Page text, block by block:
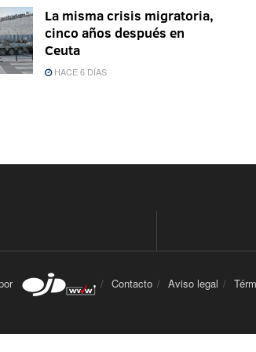
La misma crisis migratoria,
cinco años después en
Ceuta
HACE 6 DÍAS
Contacto Aviso legal